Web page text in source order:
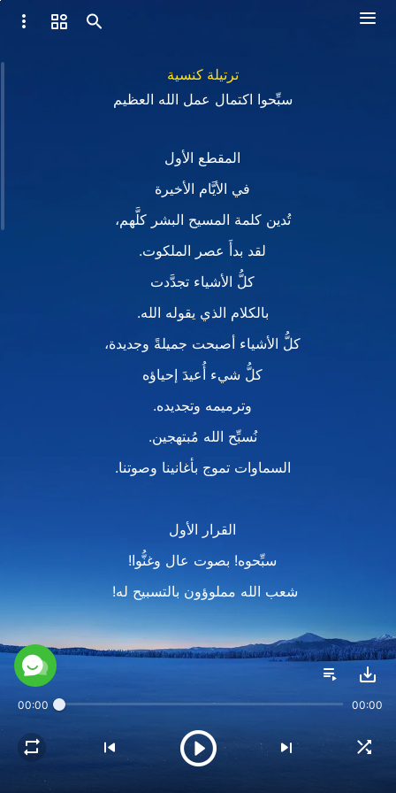
ترتيلة كنسية
سبِّحوا اكتمال عمل الله العظيم
المقطع الأول
في الأيَّام الأخيرة
تُدين كلمة المسيح البشر كلَّهم،
لقد بدأَ عصر الملكوت.
كلُّ الأشياء تجدَّدت
بالكلام الذي يقوله الله.
كلُّ الأشياء أصبحت جميلةً وجديدة،
كلُّ شيء أُعيدَ إحياؤه
وترميمه وتجديده.
نُسبِّح الله مُبتهجين.
السماوات تموج بأغانينا وصوتنا.
القرار الأول
سبِّحوه! بصوت عال وغنُّوا!
شعب الله مملوؤون بالتسبيح له! ‎‎
المقطع الثاني
شعب الله ينحنون أمامه
00:00 00:00